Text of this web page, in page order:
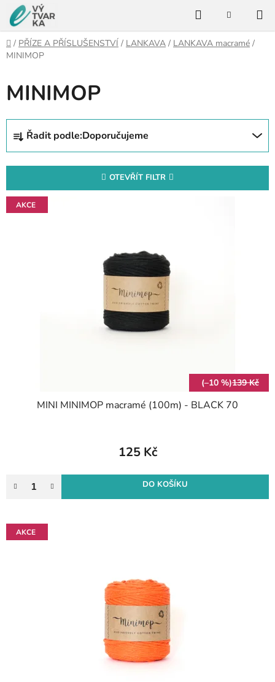
Přejít
na
obsah
HledatNÁKUPNÍ
Domů
/ PŘÍZE A PŘÍSLUŠENSTVÍ / LANKAVA / LANKAVA macramé /
MINIMOP
MINIMOP
Ř
z
n
Řadit podle:Doporučujeme
OTEVŘÍT FILTR
ý
AKCE
(–10 %)139 Kč
MINI MINIMOP macramé (100m) - BLACK 70
125 Kč
DO KOŠÍKU
AKCE